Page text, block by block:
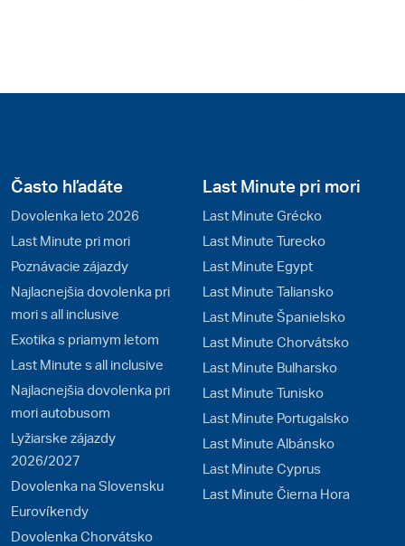
Často hľadáte
Dovolenka leto 2026
Last Minute pri mori
Poznávacie zájazdy
Najlacnejšia dovolenka pri
mori s all inclusive
Exotika s priamym letom
Last Minute s all inclusive
Najlacnejšia dovolenka pri
mori autobusom
Lyžiarske zájazdy
2026/2027
Dovolenka na Slovensku
Eurovíkendy
Dovolenka Chorvátsko
Last Minute pri mori
Last Minute Grécko
Last Minute Turecko
Last Minute Egypt
Last Minute Taliansko
Last Minute Španielsko
Last Minute Chorvátsko
Last Minute Bulharsko
Last Minute Tunisko
Last Minute Portugalsko
Last Minute Albánsko
Last Minute Cyprus
Last Minute Čierna Hora